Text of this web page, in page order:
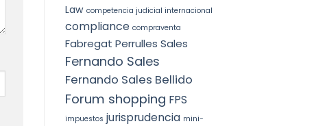
Law competencia judicial internacional
compliance compraventa
Fabregat Perrulles Sales
Fernando Sales
Fernando Sales Bellido
Forum shopping FPS
impuestos jurisprudencia mini-